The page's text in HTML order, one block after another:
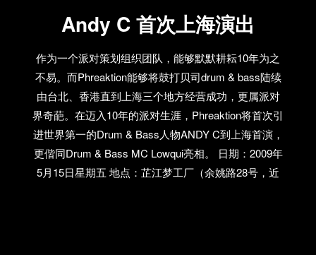
一。
Andy C 首次上海演出
作为一个派对策划组织团队，能够默默耕耘10年为之
不易。而Phreaktion能够将鼓打贝司drum & bass陆续
由台北、香港直到上海三个地方经营成功，更属派对
界奇葩。在迈入10年的派对生涯，Phreaktion将首次引
进世界第一的Drum & Bass人物ANDY C到上海首演，
更偕同Drum & Bass MC Lowqui亮相。 日期：2009年
5月15日星期五 地点：芷江梦工厂（余姚路28号，近